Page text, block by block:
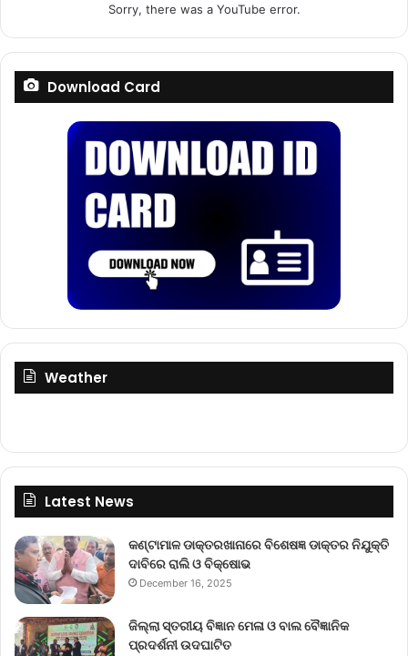
Sorry, there was a YouTube error.
Download Card
Weather
Latest News
କଣ୍ଟାମାଳ ଡାକ୍ତରଖାନାରେ ବିଶେଷଜ୍ଞ ଡାକ୍ତର ନିଯୁକ୍ତି
ଦାବିରେ ରାଲି ଓ ବିକ୍ଷୋଭ
December 16, 2025
ଜିଲ୍ଲା ସ୍ତରୀୟ ବିଜ୍ଞାନ ମେଳା ଓ ବାଲ ବୈଜ୍ଞାନିକ
ପ୍ରଦର୍ଶନୀ ଉଦଘାଟିତ